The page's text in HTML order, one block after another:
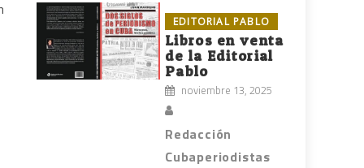
EDITORIAL PABLO
Libros en venta
de la Editorial
Pablo
noviembre 13, 2025
Redacción
Cubaperiodistas